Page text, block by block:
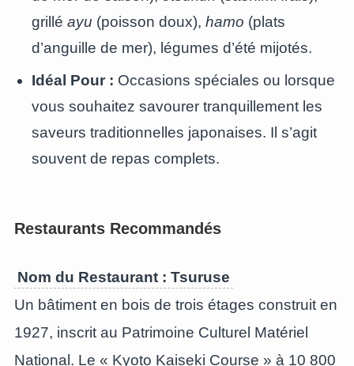
grilléayu (poisson doux),hamo (plats
d’anguille de mer), légumes d’été mijotés.
Idéal Pour : Occasions spéciales ou lorsque
vous souhaitez savourer tranquillement les
saveurs traditionnelles japonaises. Il s’agit
souvent de repas complets.
Restaurants Recommandés
Nom du Restaurant : Tsuruse
Un bâtiment en bois de trois étages construit en
1927, inscrit au Patrimoine Culturel Matériel
National. Le « Kyoto Kaiseki Course » à 10 800